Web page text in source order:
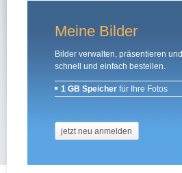
Meine Bilder
Bilder verwalten, präsentieren und
schnell und einfach bestellen.
1 GB Speicher für Ihre Fotos
jetzt neu anmelden